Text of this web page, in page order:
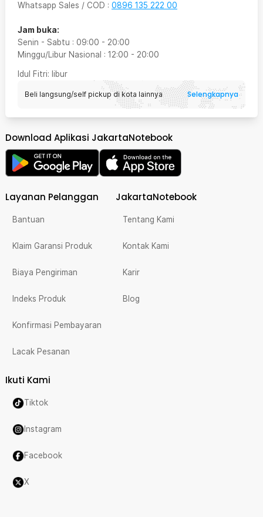
Whatsapp Sales / COD : 0896 135 222 00
Jam buka:
Senin - Sabtu : 09:00 - 20:00
Minggu/Libur Nasional : 12:00 - 20:00
Idul Fitri: libur
Beli langsung/self pickup di kota lainnya Selengkapnya
Download Aplikasi JakartaNotebook
Layanan Pelanggan
Bantuan
Klaim Garansi Produk
Biaya Pengiriman
Indeks Produk
Konfirmasi Pembayaran
Lacak Pesanan
JakartaNotebook
Tentang Kami
Kontak Kami
Karir
Blog
Ikuti Kami
Tiktok
Instagram
Facebook
X